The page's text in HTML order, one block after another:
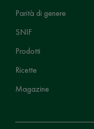
Parità di genere
SNIF
Prodotti
Ricette
Magazine